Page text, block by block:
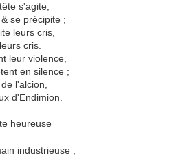
s'agite,
se précipite ;
leurs cris,
cris.
leur violence,
en silence ;
l'alcion,
d'Endimion.
heureuse
industrieuse ;